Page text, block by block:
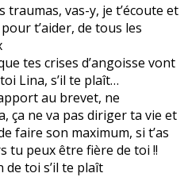
traumas, vas-y, je t’écoute et
t’aider, de tous les
tes crises d’angoisse vont
Lina, s’il te plaît…
au brevet, ne
ça ne va pas diriger ta vie et
faire son maximum, si t’as
tu peux être fière de toi !!
toi s’il te plaît